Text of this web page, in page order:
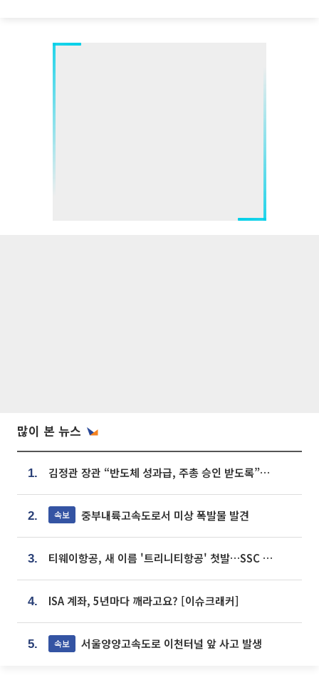
많이 본 뉴스
1. 김정관 장관 “반도체 성과급, 주총 승인 받도록”…상법·자본시장법 개정 시사
2. 속보 중부내륙고속도로서 미상 폭발물 발견
3. 티웨이항공, 새 이름 '트리니티항공' 첫발…SSC 전략 본격화
4. ISA 계좌, 5년마다 깨라고요? [이슈크래커]
5. 속보 서울양양고속도로 이천터널 앞 사고 발생